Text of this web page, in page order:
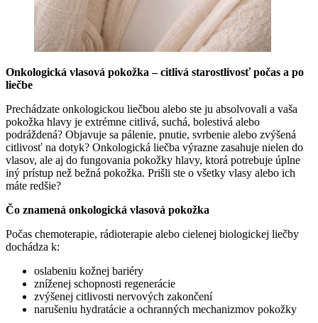
Onkologická vlasová pokožka – citlivá starostlivosť počas a po
liečbe
Prechádzate onkologickou liečbou alebo ste ju absolvovali a vaša
pokožka hlavy je extrémne citlivá, suchá, bolestivá alebo
podráždená? Objavuje sa pálenie, pnutie, svrbenie alebo zvýšená
citlivosť na dotyk? Onkologická liečba výrazne zasahuje nielen do
vlasov, ale aj do fungovania pokožky hlavy, ktorá potrebuje úplne
iný prístup než bežná pokožka. Prišli ste o všetky vlasy alebo ich
máte redšie?
Čo znamená onkologická vlasová pokožka
Počas chemoterapie, rádioterapie alebo cielenej biologickej liečby
dochádza k:
oslabeniu kožnej bariéry
zníženej schopnosti regenerácie
zvýšenej citlivosti nervových zakončení
narušeniu hydratácie a ochranných mechanizmov pokožky